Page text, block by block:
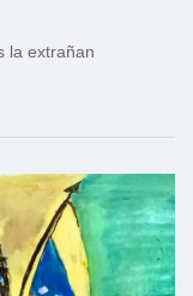
la extrañan